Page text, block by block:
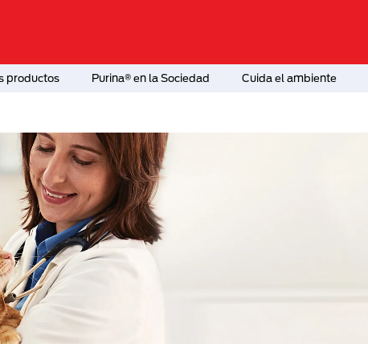
productos Purina® en la Sociedad Cuida el ambiente